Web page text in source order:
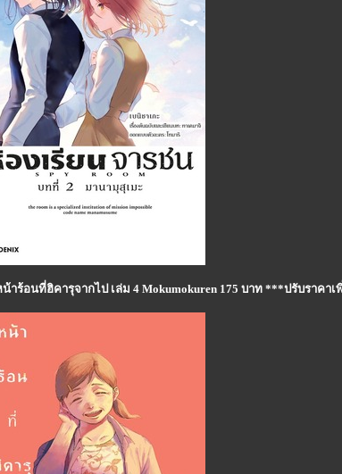
น้าร้อนที่ฮิคารุจากไป เล่ม 4 Mokumokuren 175 บาท ***ปรับราคา